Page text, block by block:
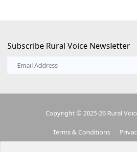
Subscribe Rural Voice Newsletter
Copyright © 2025-26 Rural
Terms & Conditions